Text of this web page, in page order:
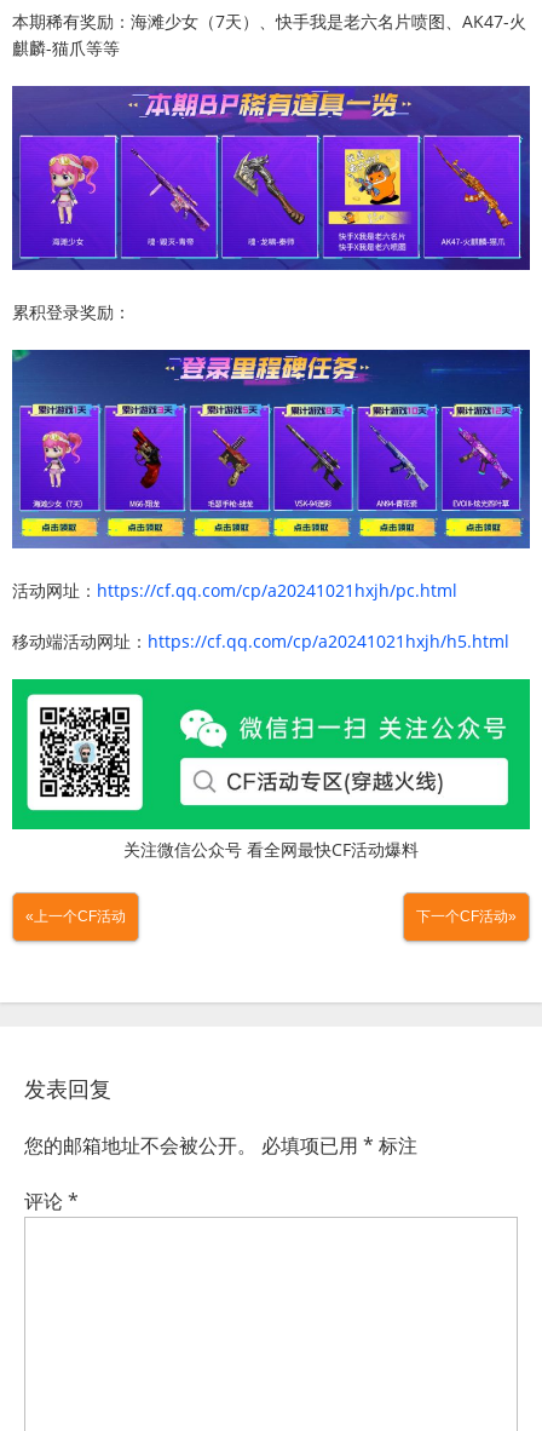
本期稀有奖励：海滩少女（7天）、快手我是老六名片喷图、AK47-火
麒麟-猫爪等等
累积登录奖励：
活动网址： https://cf.qq.com/cp/a20241021hxjh/pc.html
移动端活动网址： https://cf.qq.com/cp/a20241021hxjh/h5.html
关注微信公众号 看全网最快CF活动爆料
«上一个CF活动 下一个CF活动»
发表回复
您的邮箱地址不会被公开。 必填项已用 * 标注
评论*